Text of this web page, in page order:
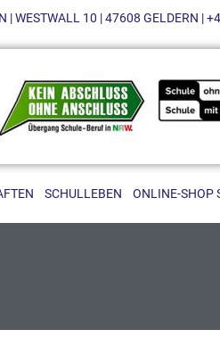
| WESTWALL 10 | 47608 GELDERN |
SCHULLEBEN ONLINE-SHOP